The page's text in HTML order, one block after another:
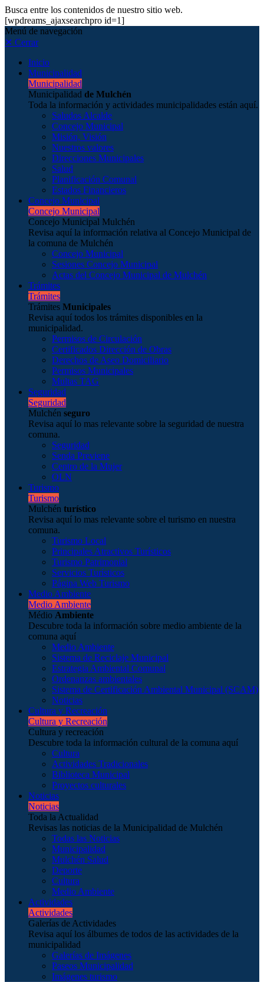
Busca entre los contenidos de nuestro sitio web.
[wpdreams_ajaxsearchpro id=1]
Menú de navegación
✕ Cerrar
Inicio
Municipalidad
Municipalidad
Municipalidad de Mulchén
Toda la información y actividades municipalidades están aquí.
Saludos Alcalde
Concejo Municipal
Misión, Visión
Nuestros valores
Direcciones Municipales
Salud
Planificación Comunal
Estados Financieros
Concejo Municipal
Concejo Municipal
Concejo Municipal Mulchén
Revisa aquí la información relativa al Concejo Municipal de
la comuna de Mulchén
Concejo Municipal
Sesiones Concejo Municipal
Actas del Concejo Municipal de Mulchén
Trámites
Trámites
Trámites Municipales
Revisa aquí todos los trámites disponibles en la
municipalidad.
Permisos de Circulación
Certificados Dirección de Obras
Derechos de Aseo Domiciliario
Permisos Municipales
Multas TAG
Seguridad
Seguridad
Mulchén seguro
Revisa aquí lo mas relevante sobre la seguridad de nuestra
comuna.
Seguridad
Senda Previene
Centro de la Mujer
OLN
Turismo
Turismo
Mulchén turístico
Revisa aquí lo mas relevante sobre el turismo en nuestra
comuna.
Turismo Local
Principales Atractivos Turísticos
Turismo Patrimonial
Servicios Turísticos
Página Web Turismo
Medio Ambiente
Medio Ambiente
Médio Ambiente
Descubre toda la información sobre medio ambiente de la
comuna aquí
Medio Ambiente
Sistema de Reciclaje Municipal
Estrategia Ambiental Comunal
Ordenanzas ambientales
Sistema de Certificación Ambiental Municipal (SCAM)
Noticias
Cultura y Recreación
Cultura y Recreación
Cultura y recreación
Descubre toda la información cultural de la comuna aquí
Cultura
Actividades Tradicionales
Biblioteca Municipal
Proyectos culturales
Noticias
Noticias
Toda la Actualidad
Revisas las noticias de la Municipalidad de Mulchén
Todas las Noticias
Municipalidad
Mulchén Salud
Deporte
Cultura
Medio Ambiente
Actividades
Actividades
Galerías de Actividades
Revisa aquí los álbumes de todos de las actividades de la
municipalidad
Galerías de Imágenes
Paseos Municipalidad
Imágenes turismo